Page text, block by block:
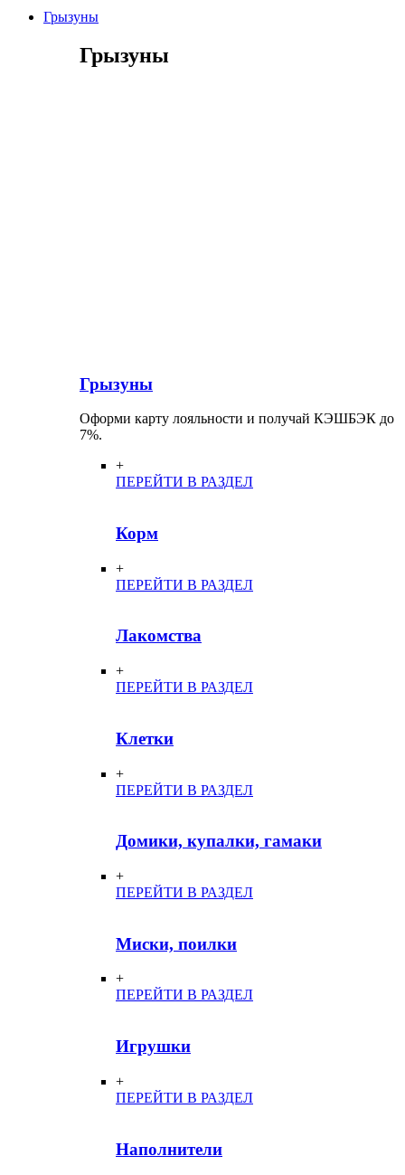
Грызуны
Грызуны
Грызуны
Оформи карту лояльности и получай КЭШБЭК до
7%.
+
ПЕРЕЙТИ В РАЗДЕЛ
Корм
+
ПЕРЕЙТИ В РАЗДЕЛ
Лакомства
+
ПЕРЕЙТИ В РАЗДЕЛ
Клетки
+
ПЕРЕЙТИ В РАЗДЕЛ
Домики, купалки, гамаки
+
ПЕРЕЙТИ В РАЗДЕЛ
Миски, поилки
+
ПЕРЕЙТИ В РАЗДЕЛ
Игрушки
+
ПЕРЕЙТИ В РАЗДЕЛ
Наполнители